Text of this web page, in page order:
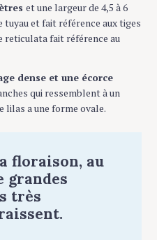
et une largeur de 4,5 à 6
tuyau et fait référence aux tiges
reticulata fait référence au
dense et une écorce
qui ressemblent à un
lilas a une forme ovale.
floraison, au
grandes
très